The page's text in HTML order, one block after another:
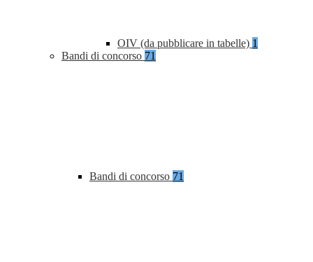
OIV (da pubblicare in tabelle) 1
Bandi di concorso 71
Bandi di concorso 71